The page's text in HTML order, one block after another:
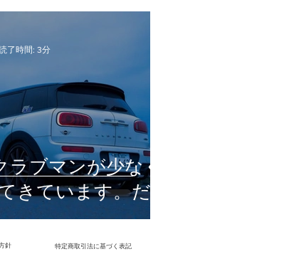
介！
ラブマンが少なく
きています。だ
そ、今伝えたい
了時間: 3分
針 ​特定商取引法に基づく表記